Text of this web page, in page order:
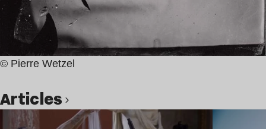
© Pierre Wetzel
Articles
Lire l’article